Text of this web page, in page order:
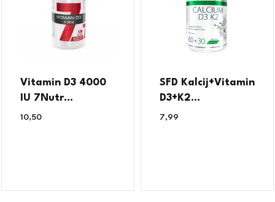
Vitamin D3 4000
IU 7Nutr...
10,50
SFD Kalcij+Vitamin
D3+K2...
7,99